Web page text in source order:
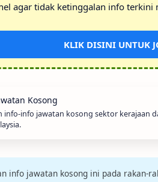
agar tidak ketinggalan info
KLIK DISINI UNTUK
info-info jawatan kosong sektor kerajaan
info jawatan kosong ini pada rakan-